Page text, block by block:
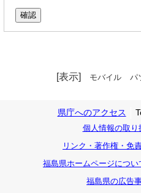
[表示] モバイル パ
県庁へのアクセス
個人情報の取り
リンク・著作権・免
福島県ホームページについ
福島県の広告